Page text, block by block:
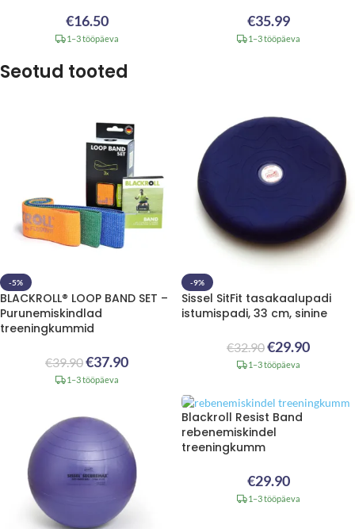
€16.50
1–3 tööpäeva
€35.99
1–3 tööpäeva
Seotud tooted
-5%
BLACKROLL® LOOP BAND SET –
Purunemiskindlad
treeningkummid
€39.90€37.90
1–3 tööpäeva
-9%
Sissel SitFit tasakaalupadi
istumispadi, 33 cm, sinine
€32.90€29.90
1–3 tööpäeva
Blackroll Resist Band
rebenemiskindel
treeningkumm
€29.90
1–3 tööpäeva